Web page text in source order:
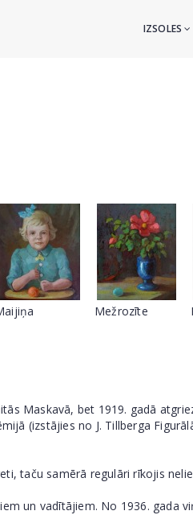
IZSOLES
Mežrozīte
Maskavā, bet 1919. gadā
(izstājies no J. Tillberga
taču samērā regulāri rīkojis
un vadītājiem. No 1936.